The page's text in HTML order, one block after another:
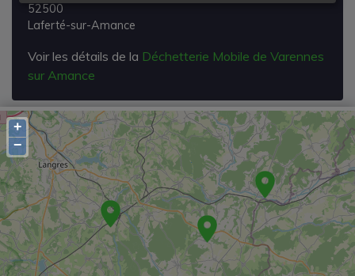
52500
Laferté-sur-Amance
Voir les détails de la Déchetterie Mobile de Varennes
sur Amance
+
−